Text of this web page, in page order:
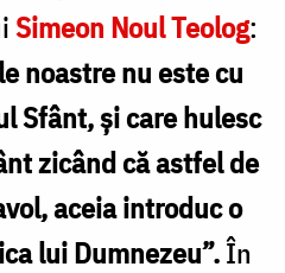
Simeon Noul Teolog:
noastre nu este cu
Sfânt, și care hulesc
zicând că astfel de
aceia introduc o
lui Dumnezeu”.În